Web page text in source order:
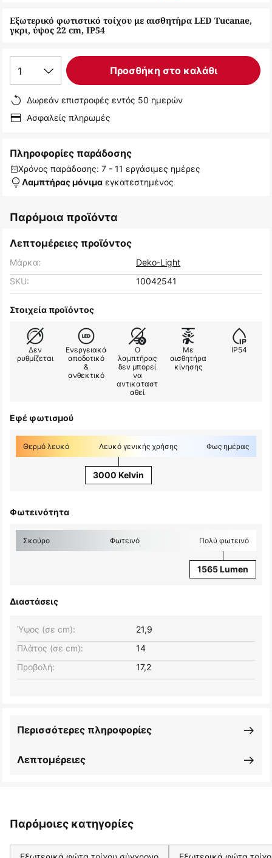
εικόνων
Εξωτερικό φωτιστικό τοίχου με αισθητήρα LED Tucanae,
γκρι, ύψος 22 cm, IP54
1 Προσθήκη στο καλάθι
Δωρεάν επιστροφές εντός 50 ημερών
Ασφαλείς πληρωμές
Πληροφορίες παράδοσης
Χρόνος παράδοσης: 7 - 11 εργάσιμες ημέρες
Λαμπτήρας μόνιμα εγκατεστημένος
Παρόμοια προϊόντα
Λεπτομέρειες προϊόντος
Μάρκα:
Deko-Light
SKU:
10042541
Στοιχεία προϊόντος
Δεν
ρυθμίζεται
Ενεργειακά
αποδοτικό
&
ανθεκτικό
Ο
λαμπτήρας
δεν μπορεί
να
αντικαταστ
αθεί
Με
αισθητήρα
κίνησης
IP54
Εφέ φωτισμού
Θερμό λευκό Λευκό γενικής χρήσης Φως ημέρας
3000 Kelvin
Φωτεινότητα
Σκούρο Φωτεινό Πολύ φωτεινό
1565 Lumen
Διαστάσεις
Πλάτος (σε cm): 14
Ύψος (σε cm): 21,9
Προβολή: 17,2
Λεπτομέρειες
Περισσότερες πληροφορίες
Παρόμοιες κατηγορίες